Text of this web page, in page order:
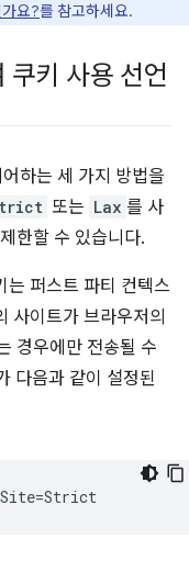
요?를 참고하세요.
쿠키 사용 선언
하는 세 가지 방법을
또는 Lax 를 사
한할 수 있습니다.
는 퍼스트 파티 컨텍스
사이트가 브라우저의
경우에만 전송될 수
다음과 같이 설정된